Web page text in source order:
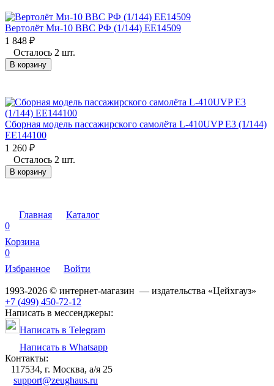
Вертолёт Ми-10 ВВС РФ (1/144) EE14509
1 848 ₽
Осталось 2 шт.
В корзину
Сборная модель пассажирского самолёта L-410UVP E3 (1/144)
EE144100
1 260 ₽
Осталось 2 шт.
В корзину
Главная
Каталог
0
Корзина
0
Избранное
Войти
1993-2026 © интернет-магазин — издательства «Цейхгауз»
+7 (499) 450-72-12
Написать в мессенджеры:
Написать в Telegram
Написать в Whatsapp
Контакты:
117534, г. Москва, а/я 25
support@zeughaus.ru